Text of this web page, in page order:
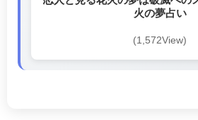
火の夢占い
(1,572View)